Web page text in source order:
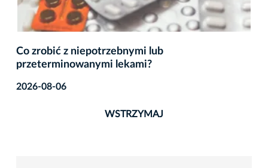
Co zrobić z niepotrzebnymi lub
przeterminowanymi lekami?
2026-08-06
WSTRZYMAJ